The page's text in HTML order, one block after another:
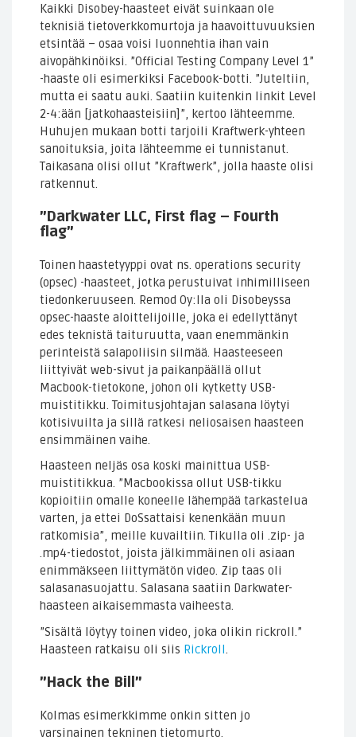
Kaikki Disobey-haasteet eivät suinkaan ole
teknisiä tietoverkkomurtoja ja haavoittuvuuksien
etsintää – osaa voisi luonnehtia ihan vain
aivopähkinöiksi. ”Official Testing Company Level 1”
-haaste oli esimerkiksi Facebook-botti. ”Juteltiin,
mutta ei saatu auki. Saatiin kuitenkin linkit Level
2-4:ään [jatkohaasteisiin]”, kertoo lähteemme.
Huhujen mukaan botti tarjoili Kraftwerk-yhteen
sanoituksia, joita lähteemme ei tunnistanut.
Taikasana olisi ollut ”Kraftwerk”, jolla haaste olisi
ratkennut.
”Darkwater LLC, First flag – Fourth
flag”
Toinen haastetyyppi ovat ns. operations security
(opsec) -haasteet, jotka perustuivat inhimilliseen
tiedonkeruuseen. Remod Oy:lla oli Disobeyssa
opsec-haaste aloittelijoille, joka ei edellyttänyt
edes teknistä taituruutta, vaan enemmänkin
perinteistä salapoliisin silmää. Haasteeseen
liittyivät web-sivut ja paikanpäällä ollut
Macbook-tietokone, johon oli kytketty USB-
muistitikku. Toimitusjohtajan salasana löytyi
kotisivuilta ja sillä ratkesi neliosaisen haasteen
ensimmäinen vaihe.
Haasteen neljäs osa koski mainittua USB-
muistitikkua. ”Macbookissa ollut USB-tikku
kopioitiin omalle koneelle lähempää tarkastelua
varten, ja ettei DoSsattaisi kenenkään muun
ratkomisia”, meille kuvailtiin. Tikulla oli .zip- ja
.mp4-tiedostot, joista jälkimmäinen oli asiaan
enimmäkseen liittymätön video. Zip taas oli
salasanasuojattu. Salasana saatiin Darkwater-
haasteen aikaisemmasta vaiheesta.
”Sisältä löytyy toinen video, joka olikin rickroll.”
Haasteen ratkaisu oli siis Rickroll
”Hack the Bill”
Kolmas esimerkkimme onkin sitten jo
varsinainen tekninen tietomurto.